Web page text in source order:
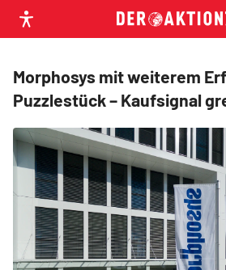
Morphosys mit weiterem
Puzzlestück – Kaufsignal